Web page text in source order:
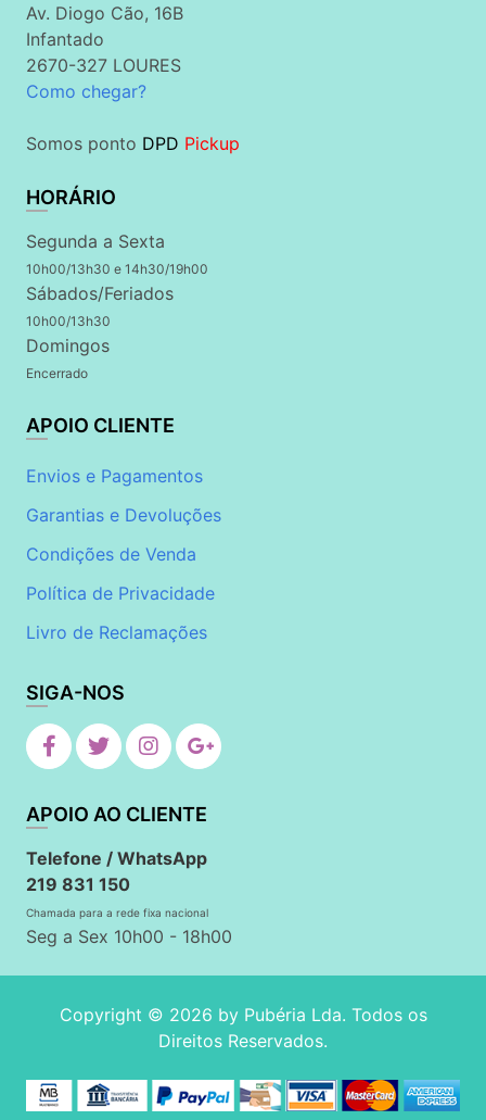
Av. Diogo Cão, 16B
Infantado
2670-327 LOURES
Como chegar?
Somos ponto DPD Pickup
HORÁRIO
Segunda a Sexta
10h00/13h30 e 14h30/19h00
Sábados/Feriados
10h00/13h30
Domingos
Encerrado
APOIO CLIENTE
Envios e Pagamentos
Garantias e Devoluções
Condições de Venda
Política de Privacidade
Livro de Reclamações
SIGA-NOS
APOIO AO CLIENTE
Telefone / WhatsApp
219 831 150
Chamada para a rede fixa nacional
Seg a Sex 10h00 - 18h00
Copyright © 2026 by Pubéria Lda. Todos os
Direitos Reservados.